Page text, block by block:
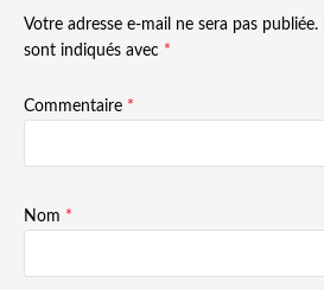
Votre adresse e-mail ne sera pas publiée.
sont indiqués avec *
Commentaire *
Nom *